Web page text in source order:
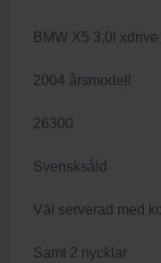
BMW X5 3,0l
2004 årsmodell
26300
Svensksåld
Väl serverad med
Samt 2 nycklar